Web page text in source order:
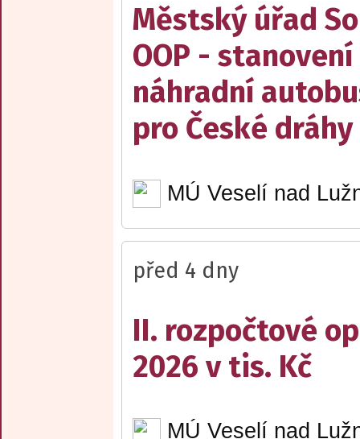
Městský úřad
OOP -
náhradní
pro České dráhy
MÚ Veselí nad
před 4 dny
II. rozpočtové
2026 v tis. Kč
MÚ Veselí nad